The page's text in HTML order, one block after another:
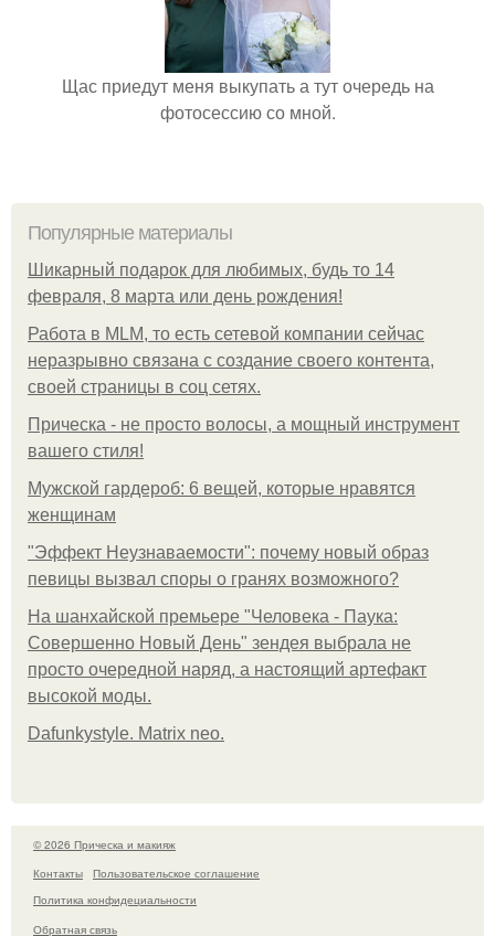
Щас приедут меня выкупать а тут очередь на
фотосессию со мной.
Популярные материалы
Шикарный подарок для любимых, будь то 14
февраля, 8 марта или день рождения!
Работа в MLM, то есть сетевой компании сейчас
неразрывно связана с создание своего контента,
своей страницы в соц сетях.
Прическа - не просто волосы, а мощный инструмент
вашего стиля!
Мужской гардероб: 6 вещей, которые нравятся
женщинам
"Эффект Неузнаваемости": почему новый образ
певицы вызвал споры о гранях возможного?
На шанхайской премьере "Человека - Паука:
Совершенно Новый День" зендея выбрала не
просто очередной наряд, а настоящий артефакт
высокой моды.
Dafunkystyle. Matrix neo.
© 2026 Прическа и макияж
Контакты
Пользовательское соглашение
Политика конфидециальности
Обратная связь